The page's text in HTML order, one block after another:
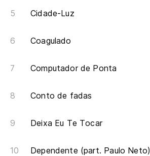
Cidade-Luz
Coagulado
Computador de Ponta
Conto de fadas
Deixa Eu Te Tocar
Dependente (part. Paulo Neto)